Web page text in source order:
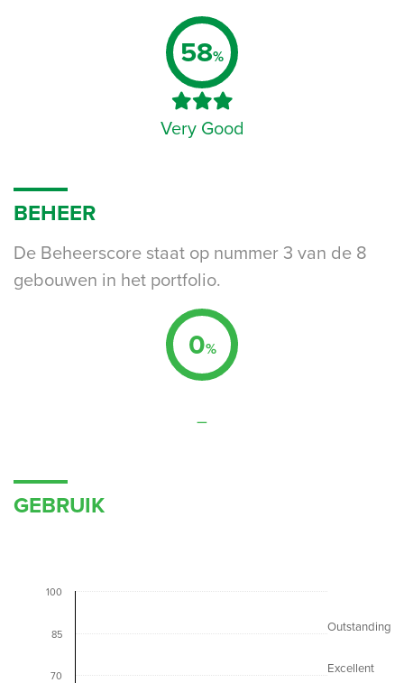
58%
Very Good
BEHEER
De Beheerscore staat op nummer 3 van de 8
gebouwen in het portfolio.
0%
–
GEBRUIK
Excellent
Outstanding
70
85
100